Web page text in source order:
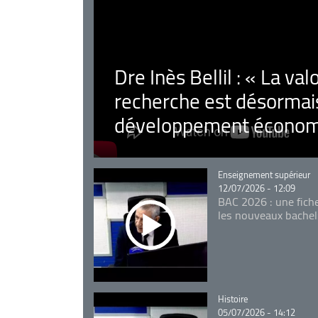
Dre Inès Bellil : « La
recherche est
développement
Catégorie
Enseignement supérieur
12/07/2026 - 12:09
BAC 2026 : une
les nouveaux
Catégorie
Histoire
05/07/2026 - 14:12